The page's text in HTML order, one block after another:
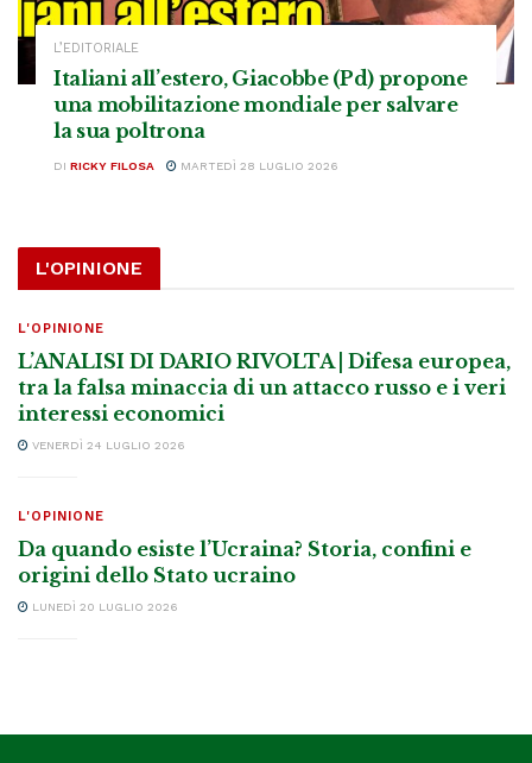
L’EDITORIALE
Italiani all’estero, Giacobbe (Pd) propone
una mobilitazione mondiale per salvare
la sua poltrona
DI RICKY FILOSA MARTEDÌ 28 LUGLIO 2026
L'OPINIONE
L'OPINIONE
L’ANALISI DI DARIO RIVOLTA | Difesa europea,
tra la falsa minaccia di un attacco russo e i veri
interessi economici
VENERDÌ 24 LUGLIO 2026
L'OPINIONE
Da quando esiste l’Ucraina? Storia, confini e
origini dello Stato ucraino
LUNEDÌ 20 LUGLIO 2026